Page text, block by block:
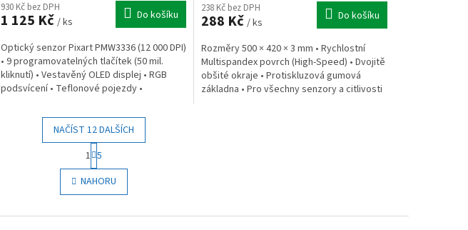
930 Kč bez DPH
1 125 Kč / ks Do košíku
Optický senzor Pixart PMW3336 (12 000 DPI)
• 9 programovatelných tlačítek (50 mil.
kliknutí) • Vestavěný OLED displej • RGB
podsvícení • Teflonové pojezdy •
238 Kč bez DPH
288 Kč / ks Do košíku
Rozměry 500 × 420 × 3 mm • Rychlostní
Multispandex povrch (High-Speed) • Dvojitě
obšité okraje • Protiskluzová gumová
základna • Pro všechny senzory a citlivosti
O
v
l
d
NAČÍST 12 DALŠÍCH
S
t
r
á
n
o
1 5
NAHORU